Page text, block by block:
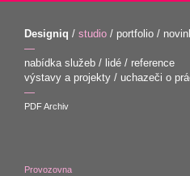
Designiq / studio / portfolio /
—
nabídka služeb / lidé / reference
výstavy a projekty / uchazeči o
—
PDF Archiv
Provozovna